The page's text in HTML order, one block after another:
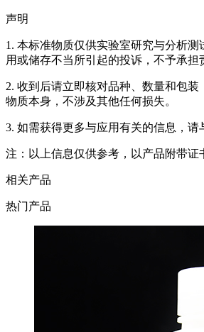
声明
1. 本标准物质仅供实验室研究与分析测
用或储存不当所引起的投诉，不予承担
2. 收到后请立即核对品种、数量和包
物质本身，不涉及其他任何损失。
3. 如需获得更多与应用有关的信息，请
注：以上信息仅供参考，以产品附带证
相关产品
热门产品